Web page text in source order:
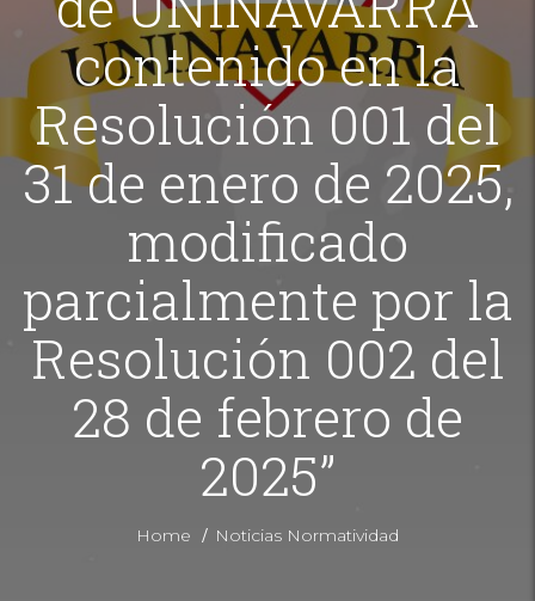
contenido en la
Resolución 001 del
31 de enero de 2025,
modificado
parcialmente por la
Resolución 002 del
28 de febrero de
2025”
Home / Noticias Normatividad